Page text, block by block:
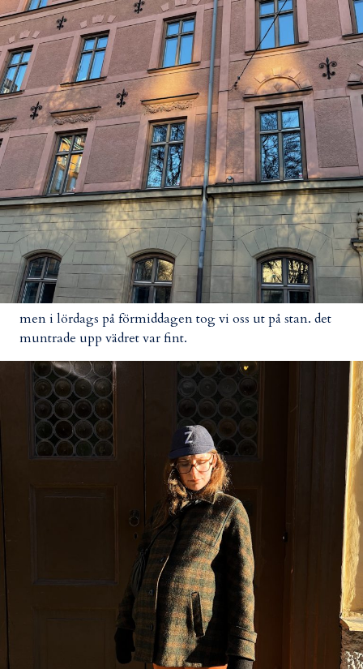
men i lördags på förmiddagen tog vi oss ut på stan. det
muntrade upp vädret var fint.